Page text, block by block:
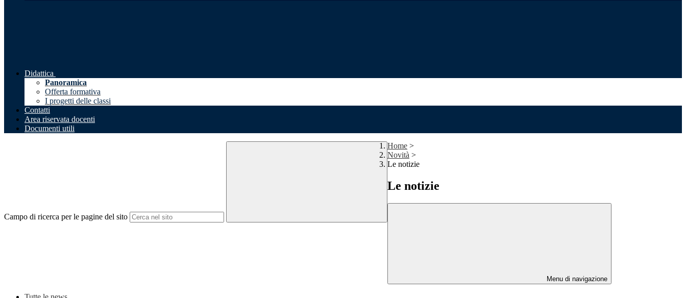
Didattica
Panoramica
Offerta formativa
I progetti delle classi
Contatti
Area riservata docenti
Documenti utili
Campo di ricerca per le pagine del sito
Home >
Novità >
Le notizie
Le notizie
Menu di navigazione